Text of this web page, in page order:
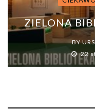
ZIELONA
BY
22